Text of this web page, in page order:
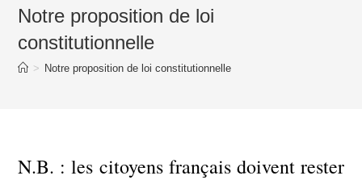
Notre proposition de loi
constitutionnelle
> Notre proposition de loi constitutionnelle
N.B. : les citoyens français doivent rester